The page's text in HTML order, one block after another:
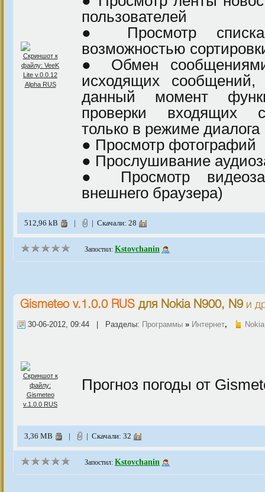
пользователей
● Просмотр
возможностью
● Обмен
исходящих
данный момент
проверки входящих
только в режиме диалога
● Просмотр фотографий
● Прослушивание
● Просмотр
внешнего браузера)
512,96 kB | | Скачали: 28
Запостил: Kstovchanin
Gismeteo v.1.0.0 RUS для Nokia N900, N9 и
30-06-2012, 09:44 | Разделы: Программы » Интернет,
Прогноз погоды от
3,36 MB | | Скачали: 32
Запостил: Kstovchanin